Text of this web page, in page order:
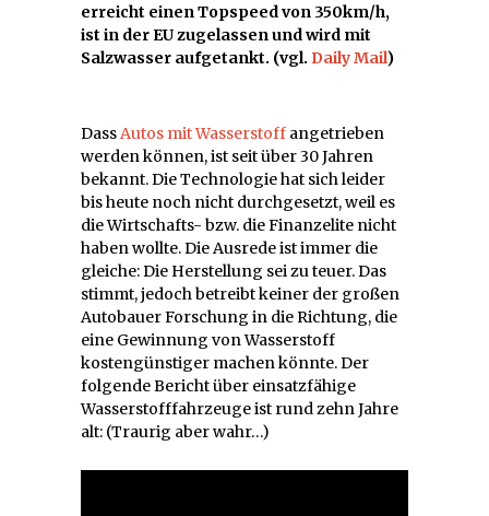
erreicht einen Topspeed von 350km/h,
ist in der EU zugelassen und wird mit
Salzwasser aufgetankt. (vgl. Daily Mail)
DassAutos mit Wasserstoff angetrieben
werden können, ist seit über 30 Jahren
bekannt. Die Technologie hat sich leider
bis heute noch nicht durchgesetzt, weil es
die Wirtschafts- bzw. die Finanzelite nicht
haben wollte. Die Ausrede ist immer die
gleiche: Die Herstellung sei zu teuer. Das
stimmt, jedoch betreibt keiner der großen
Autobauer Forschung in die Richtung, die
eine Gewinnung von Wasserstoff
kostengünstiger machen könnte. Der
folgende Bericht über einsatzfähige
Wasserstofffahrzeuge ist rund zehn Jahre
alt: (Traurig aber wahr…)